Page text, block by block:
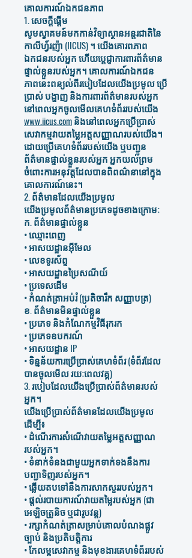
គោលការណ៍ឯកជនភាព
1. សេចក្តីផ្តើម
សូមស្វាគមន៍មកកាន់វិទ្យាស្ថានអន្តរជាតិនៃ
កាលីហ្វ័រញ៉ា (IICUS) ។ យើងគោរពភាព
ឯកជនរបស់អ្នក ហើយប្តេជ្ញាការពារព័ត៌មាន
ផ្ទាល់ខ្លួនរបស់អ្នក។ គោលការណ៍ឯកជន
ភាពនេះពន្យល់ពីរបៀបដែលយើងប្រមូល ប្រើ
ប្រាស់ បង្ហាញ និងការពារព័ត៌មានរបស់អ្នក
នៅពេលអ្នកចូលមើលគេហទំព័ររបស់យើង
www.iicus.comនិងនៅពេលអ្នកប្រើប្រាស់
សេវាកម្មវាយតម្លៃអត្តសញ្ញាណរបស់យើង។
ដោយប្រើគេហទំព័ររបស់យើង ឬបញ្ជូន
ព័ត៌មានផ្ទាល់ខ្លួនរបស់អ្នក អ្នកយល់ព្រម
ចំពោះការអនុវត្តដែលបានពិពណ៌នានៅក្នុង
គោលការណ៍នេះ។
2. ព័ត៌មានដែលយើងប្រមូល
យើងប្រមូលព័ត៌មានប្រភេទដូចខាងក្រោមៈ
ក. ព័ត៌មានផ្ទាល់ខ្លួន
• ឈ្មោះពេញ
• អាសយដ្ឋានអ៊ីមែល
• លេខទូរស័ព្ទ
• អាសយដ្ឋានប្រៃសណីយ៍
• ប្រទេសដើម
• កំណត់ត្រាអប់រំ (ប្រតិចារឹក សញ្ញាបត្រ)
ខ. ព័ត៌មានមិនផ្ទាល់ខ្លួន
• ប្រភេទ និងកំណែកម្មវិធីរុករក
• ប្រភេទឧបករណ៍
• អាសយដ្ឋាន IP
• ទិន្នន័យការប្រើប្រាស់គេហទំព័រ (ទំព័រដែល
បានចូលមើល រយៈពេលវគ្គ)
3. របៀបដែលយើងប្រើប្រាស់ព័ត៌មានរបស់
អ្នក។
យើងប្រើប្រាស់ព័ត៌មានដែលយើងប្រមូល
ដើម្បី៖
• ដំណើរការសំណើវាយតម្លៃអត្តសញ្ញាណ
របស់អ្នក។
• ទំនាក់ទំនងជាមួយអ្នកទាក់ទងនឹងការ
បញ្ជាទិញរបស់អ្នក។
• ឆ្លើយតបទៅនឹងការសាកសួររបស់អ្នក។
• ផ្តល់របាយការណ៍វាយតម្លៃរបស់អ្នក (ជា
អេឡិចត្រូនិច ឬជារូបវន្ត)
• រក្សាកំណត់ត្រាសម្រាប់គោលបំណងផ្លូវ
ច្បាប់ និងប្រតិបត្តិការ
• កែលម្អសេវាកម្ម និងមុខងារគេហទំព័ររបស់